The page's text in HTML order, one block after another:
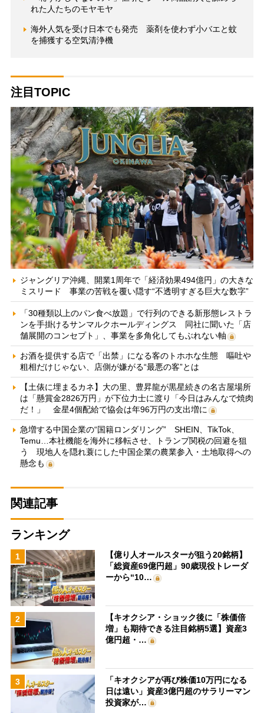
れた人たちのモヤモヤ
海外人気を受け日本でも発売 薬剤を使わず小バエと蚊
を捕獲する空気清浄機
注目TOPIC
ジャングリア沖縄、開業1周年で「経済効果494億円」の大きな
ミスリード 事業の苦戦を覆い隠す“不透明すぎる巨大な数字”
「30種類以上のパン食べ放題」で行列のできる新形態レストラ
ンを手掛けるサンマルクホールディングス 同社に聞いた「店
舗展開のコンセプト」、事業を多角化してもぶれない軸
お酒を提供する店で「出禁」になる客のトホホな生態 嘔吐や
粗相だけじゃない、店側が嫌がる“最悪の客”とは
【土俵に埋まるカネ】大の里、豊昇龍が黒星続きの名古屋場所
は「懸賞金2826万円」が下位力士に渡り「今日はみんなで焼肉
だ！」 金星4個配給で協会は年96万円の支出増に
急増する中国企業の“国籍ロンダリング” SHEIN、TikTok、
Temu…本社機能を海外に移転させ、トランプ関税の回避を狙
う 現地人を隠れ蓑にした中国企業の農業参入・土地取得への
懸念も
関連記事
ランキング
1
【億り人オールスターが狙う20銘柄】
「総資産69億円超」90歳現役トレーダ
ーから“10…
2
【キオクシア・ショック後に「株価倍
増」も期待できる注目銘柄5選】資産3
億円超・…
3
「キオクシアが再び株価10万円になる
日は遠い」資産3億円超のサラリーマン
投資家が…